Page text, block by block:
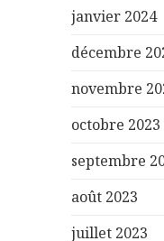
janvier 2024
décembre
novembre
octobre 2023
septembre
août 2023
juillet 2023